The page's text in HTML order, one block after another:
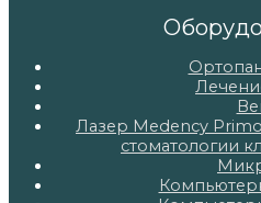
Лазер Medency
стоматологии